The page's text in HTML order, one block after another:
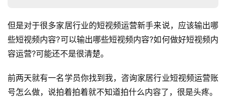
但是对于很多家居行业的短视频运营新手来说，应该输出哪
些短视频内容?可以输出哪些短视频内容?如何做好短视频内
容运营?可能还不是很清楚。
前两天就有一名学员你找到我，咨询家居行业短视频运营账
号怎么做，说拍着拍着就不知道拍什么内容了，很是头疼。